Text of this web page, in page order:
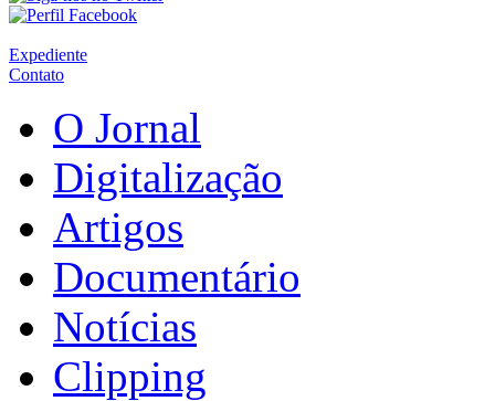
Expediente
Contato
O Jornal
Digitalização
Artigos
Documentário
Notícias
Clipping